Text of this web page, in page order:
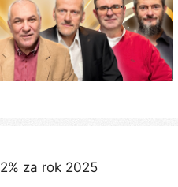
2% za rok 2025